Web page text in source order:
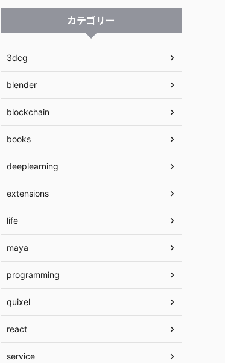
カテゴリー
3dcg
blender
blockchain
books
deeplearning
extensions
life
maya
programming
quixel
react
service